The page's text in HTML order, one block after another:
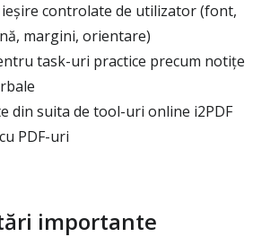
ieșire controlate de utilizator (font,
margini, orientare)
task-uri practice precum notițe
din suita de tool-uri online i2PDF
PDF-uri
importante